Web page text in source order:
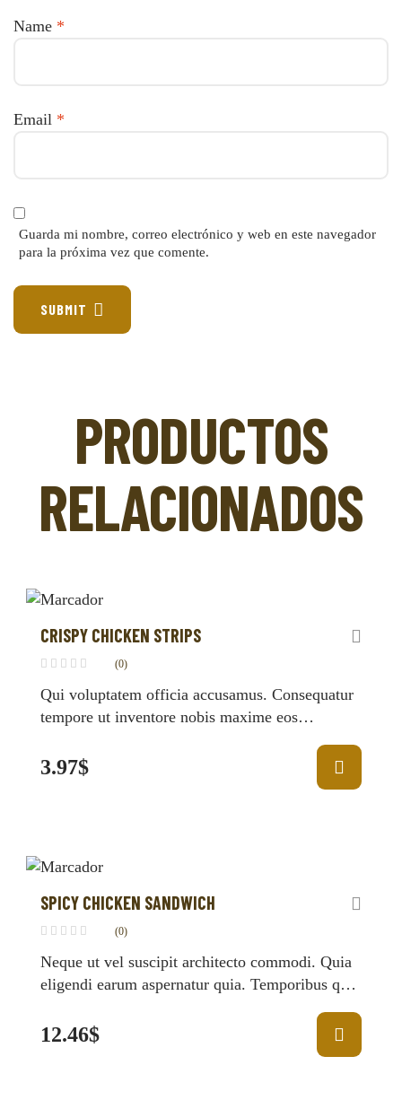
Name *
Email *
Guarda mi nombre, correo electrónico y web en este navegador
para la próxima vez que comente.
SUBMIT
PRODUCTOS
RELACIONADOS
CRISPY CHICKEN STRIPS
(0)
Qui voluptatem officia accusamus. Consequatur
tempore ut inventore nobis maxime eos
consequuntur asperiores quia fuga.
3.97$
SPICY CHICKEN SANDWICH
(0)
Neque ut vel suscipit architecto commodi. Quia
eligendi earum aspernatur quia. Temporibus qui
12.46$